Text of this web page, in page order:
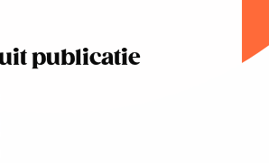
publicatie